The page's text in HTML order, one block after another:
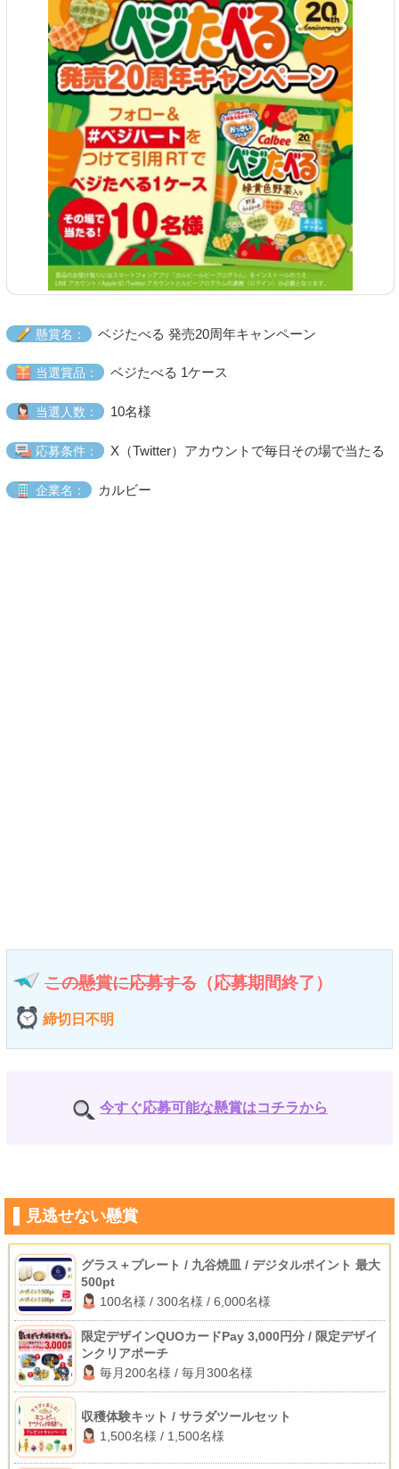
懸賞名： ベジたべる 発売20周年キャンペーン
当選賞品： ベジたべる 1ケース
当選人数： 10名様
応募条件： X（Twitter）アカウントで毎日その場で当たる
企業名： カルビー
この懸賞に応募する （応募期間終了）
締切日不明
今すぐ応募可能な懸賞はコチラから
見逃せない懸賞
グラス＋プレート / 九谷焼皿 / デジタルポイント 最大
500pt
100名様 / 300名様 / 6,000名様
限定デザインQUOカードPay 3,000円分 / 限定デザイ
ンクリアポーチ
毎月200名様 / 毎月300名様
収穫体験キット / サラダツールセット
1,500名様 / 1,500名様